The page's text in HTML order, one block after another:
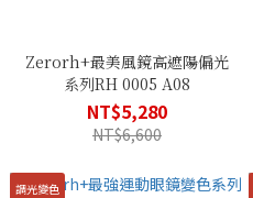
Zerorh+最美風鏡高遮陽偏光
系列RH 0005 A08
NT$5,280
NT$6,600
調光變色